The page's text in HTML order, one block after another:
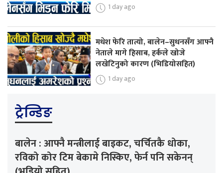
1 day ago
मधेश फेरि तात्यो, बालेन–सुधनसँग आफ्नै
नेताले मागे हिसाब, हर्कले खोजे
लखेटिनुको कारण (भिडियोसहित)
1 day ago
ट्रेन्डिङ
बालेन : आफ्नै मन्त्रीलाई बाइकट, चर्चितकै धोका,
रविको कोर टिम बेकामे निस्किए, फेर्न पनि सकेनन्